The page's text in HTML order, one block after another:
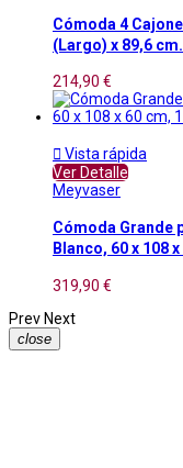
Cómoda 4
(Largo) x 89,6
214,90 €
 Vista rápida
Ver Detalle
Meyvaser
Cómoda Grande
Blanco, 60 x 108
319,90 €
Prev Next
close